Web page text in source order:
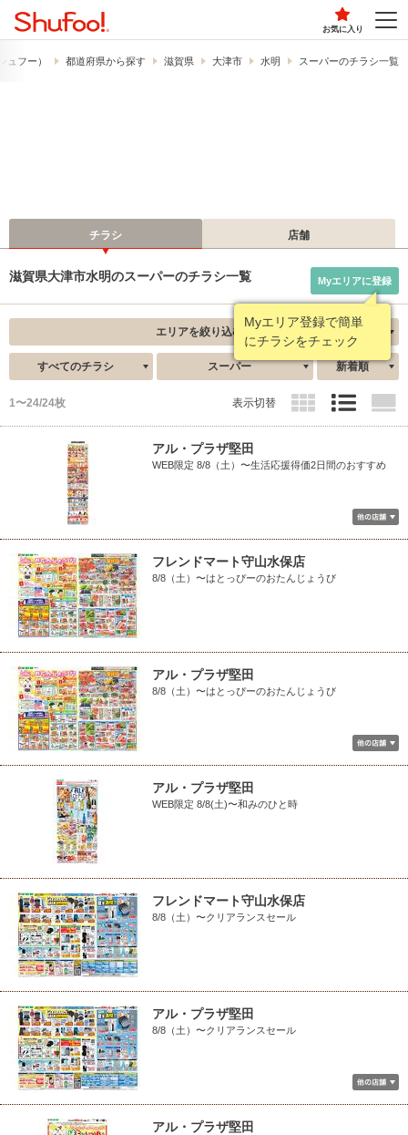
お気に入り
ュフー） 都道府県から探す 滋賀県 大津市 水明 スーパーのチラシ一覧
チラシ 店舗
滋賀県大津市水明のスーパーのチラシ一覧
Myエリア登録で簡単
にチラシをチェック
Myエリアに登録
エリアを絞り込む
すべてのチラシ スーパー 新着順
1〜24/24枚 表示切替
アル・プラザ堅田
WEB限定 8/8（土）〜生活応援得価2日間のおすすめ
フレンドマート守山水保店
8/8（土）〜はとっぴーのおたんじょうび
アル・プラザ堅田
8/8（土）〜はとっぴーのおたんじょうび
アル・プラザ堅田
WEB限定 8/8(土)〜和みのひと時
フレンドマート守山水保店
8/8（土）〜クリアランスセール
アル・プラザ堅田
8/8（土）〜クリアランスセール
アル・プラザ堅田